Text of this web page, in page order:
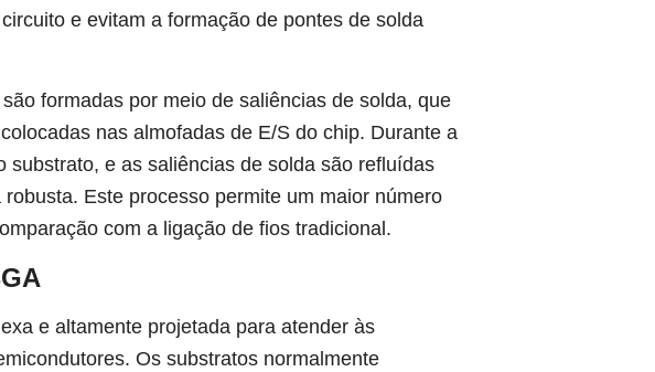
e evitam a formação de pontes de solda
formadas por meio de saliências de solda, que
nas almofadas de E/S do chip. Durante a
substrato, e as saliências de solda são refluídas
Este processo permite um maior número
com a ligação de fios tradicional.
e altamente projetada para atender às
Os substratos normalmente